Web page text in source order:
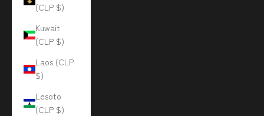
(CLP $)
Kuwait
(CLP $)
Laos (CLP
$)
Lesoto
(CLP $)